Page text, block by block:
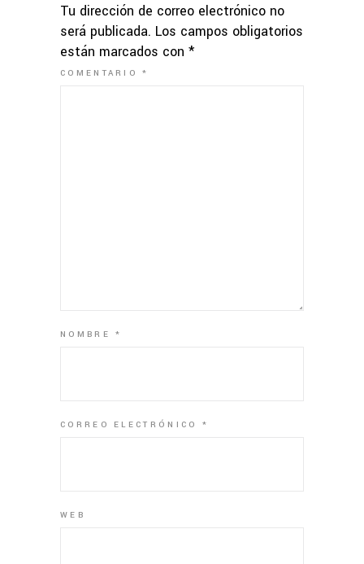
Tu dirección de correo electrónico no
será publicada. Los campos obligatorios
están marcados con *
COMENTARIO*
NOMBRE*
CORREO ELECTRÓNICO *
WEB